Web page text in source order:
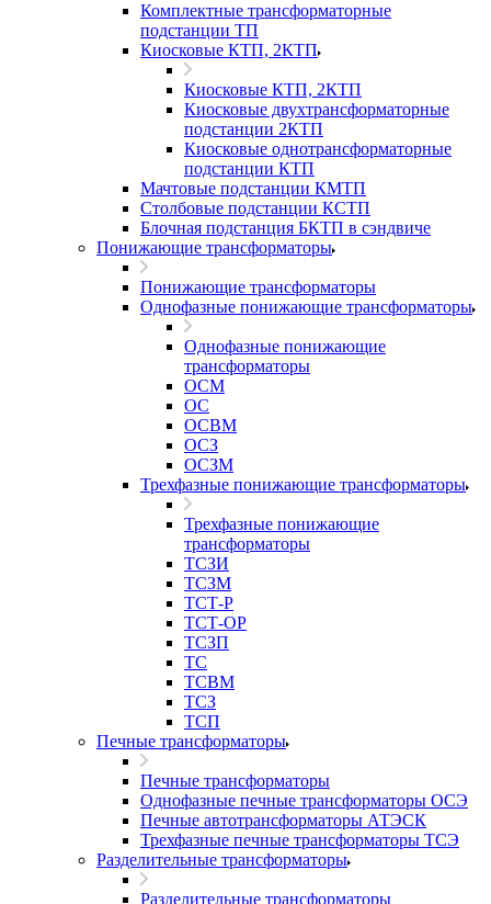
Комплектные трансформаторные
подстанции ТП
Киосковые КТП, 2КТП
Киосковые КТП, 2КТП
Киосковые двухтрансформаторные
подстанции 2КТП
Киосковые однотрансформаторные
подстанции КТП
Мачтовые подстанции КМТП
Столбовые подстанции КСТП
Блочная подстанция БКТП в сэндвиче
Понижающие трансформаторы
Понижающие трансформаторы
Однофазные понижающие трансформаторы
Однофазные понижающие
трансформаторы
ОСМ
ОС
ОСВМ
ОСЗ
ОСЗМ
Трехфазные понижающие трансформаторы
Трехфазные понижающие
трансформаторы
ТСЗИ
ТСЗМ
ТСТ-Р
ТСТ-ОР
ТСЗП
ТС
ТСВМ
ТСЗ
ТСП
Печные трансформаторы
Печные трансформаторы
Однофазные печные трансформаторы ОСЭ
Печные автотрансформаторы АТЭСК
Трехфазные печные трансформаторы ТСЭ
Разделительные трансформаторы
Разделительные трансформаторы